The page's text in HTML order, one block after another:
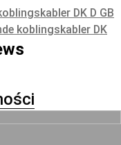
DK D GB
koblingskabler DK